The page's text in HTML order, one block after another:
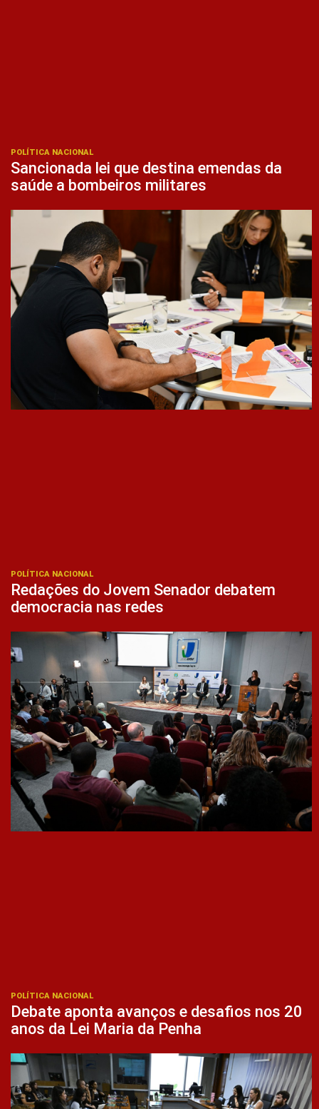
POLÍTICA NACIONAL
Sancionada lei que destina emendas da
saúde a bombeiros militares
POLÍTICA NACIONAL
Redações do Jovem Senador debatem
democracia nas redes
POLÍTICA NACIONAL
Debate aponta avanços e desafios nos 20
anos da Lei Maria da Penha